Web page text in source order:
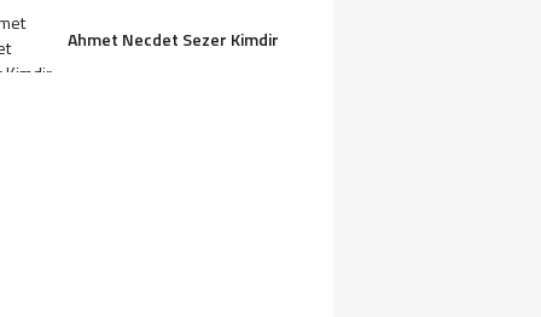
Ahmet Necdet Sezer Kimdir